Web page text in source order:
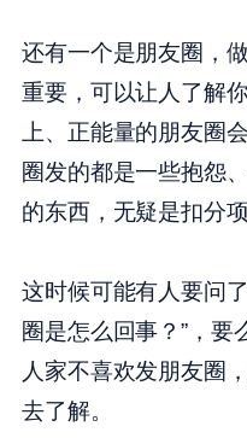
还有一个是朋友圈，
重要，可以让人了解
上、正能量的朋友圈
圈发的都是一些抱怨
的东西，无疑是扣分项
这时候可能有人要问
圈是怎么回事？”，要
人家不喜欢发朋友圈
去了解。